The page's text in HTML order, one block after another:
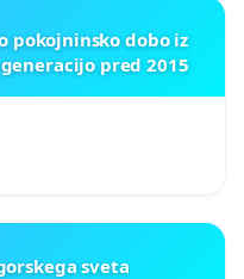
pokojninsko dobo iz
pred 2015
sveta